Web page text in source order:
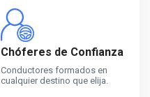
Chóferes de Confianza
Conductores formados en
cualquier destino que elija.